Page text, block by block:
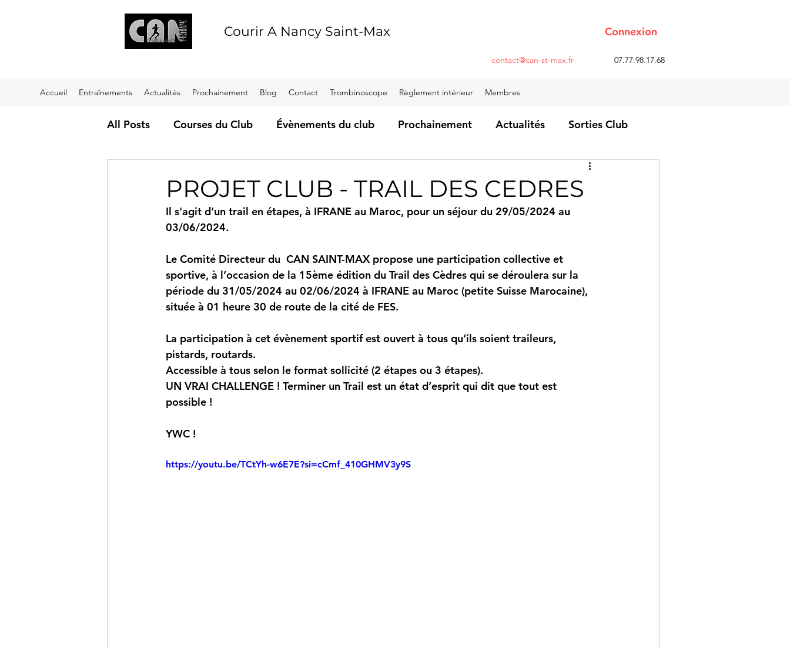
Courir A Nancy Saint-Max Connexion
07.77.98.17.68
contact@can-st-max.fr
Accueil Entraînements Actualités Prochainement Blog Contact Trombinoscope Règlement intérieur Membres
All Posts Courses du Club Évènements du club Prochainement Actualités Sorties Club
PROJET CLUB - TRAIL DES CEDRES
Il s'agit d'un trail en étapes, à IFRANE au Maroc, pour un séjour du 29/05/2024 au
03/06/2024.
Le Comité Directeur du  CAN SAINT-MAX propose une participation collective et
sportive, à l’occasion de la 15ème édition du Trail des Cèdres qui se déroulera sur la
période du 31/05/2024 au 02/06/2024 à IFRANE au Maroc (petite Suisse Marocaine),
située à 01 heure 30 de route de la cité de FES.
La participation à cet évènement sportif est ouvert à tous qu’ils soient traileurs,
pistards, routards.
Accessible à tous selon le format sollicité (2 étapes ou 3 étapes).
UN VRAI CHALLENGE ! Terminer un Trail est un état d’esprit qui dit que tout est
possible !
YWC !
https://youtu.be/TCtYh-w6E7E?si=cCmf_410GHMV3y9S